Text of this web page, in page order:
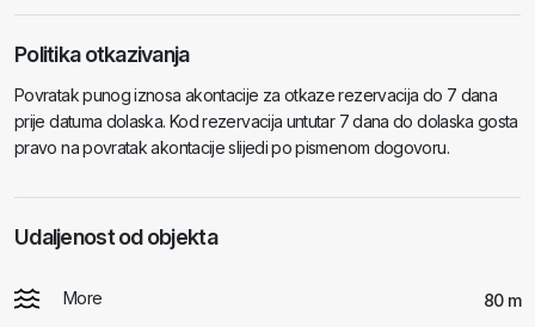
Politika otkazivanja
Povratak punog iznosa akontacije za otkaze rezervacija do 7 dana
prije datuma dolaska. Kod rezervacija untutar 7 dana do dolaska gosta
pravo na povratak akontacije slijedi po pismenom dogovoru.
Udaljenost od objekta
More 80 m